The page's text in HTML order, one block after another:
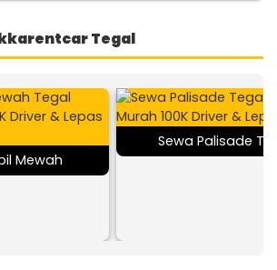
Tegal
Mewah
Sewa Palisade